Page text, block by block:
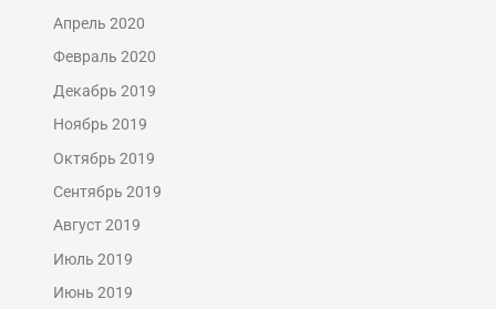
Апрель 2020
Февраль 2020
Декабрь 2019
Ноябрь 2019
Октябрь 2019
Сентябрь 2019
Август 2019
Июль 2019
Июнь 2019